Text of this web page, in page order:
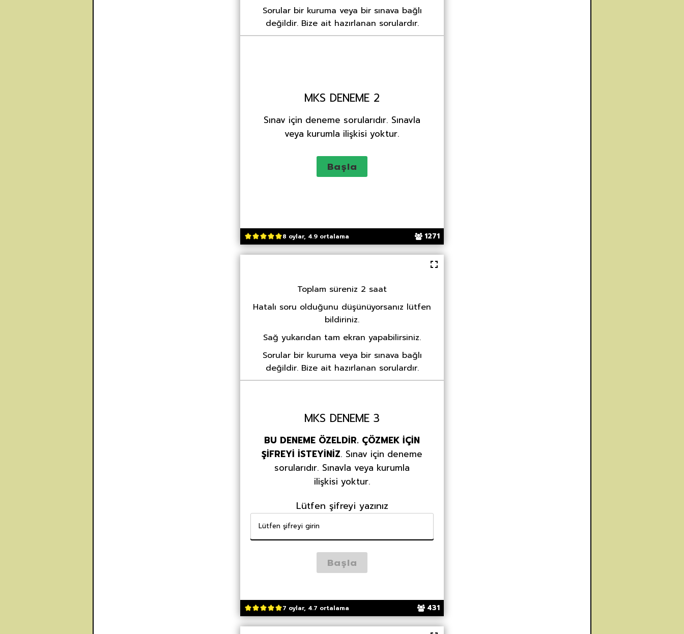
8 oylar, 4.9 ortalama 1271
Sorular bir kuruma veya bir sınava bağlı
değildir. Bize ait hazırlanan sorulardır.
MKS DENEME 2
Sınav için deneme sorularıdır. Sınavla
veya kurumla ilişkisi yoktur.
7 oylar, 4.7 ortalama 431
Toplam süreniz 2 saat
Hatalı soru olduğunu düşünüyorsanız lütfen
bildiriniz.
Sağ yukarıdan tam ekran yapabilirsiniz.
Sorular bir kuruma veya bir sınava bağlı
değildir. Bize ait hazırlanan sorulardır.
MKS DENEME 3
BU DENEME ÖZELDİR. ÇÖZMEK İÇİN
ŞİFREYİ İSTEYİNİZ. Sınav için deneme
sorularıdır. Sınavla veya kurumla
ilişkisi yoktur.
Lütfen şifreyi yazınız